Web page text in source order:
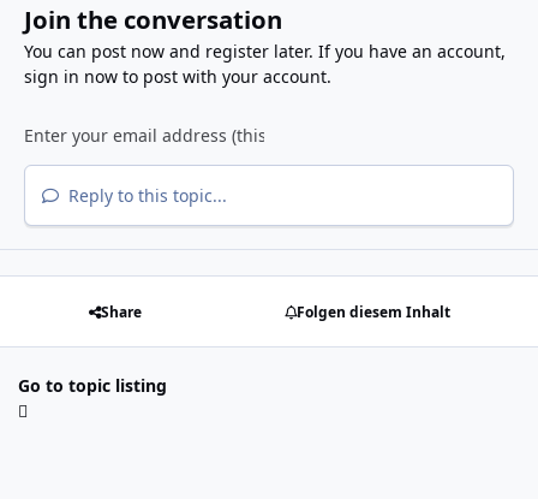
Join the conversation
You can post now and register later. If you have an account,
sign in nowto post with your account.
Reply to this topic...
Share Folgen diesem Inhalt
Go to topic listing